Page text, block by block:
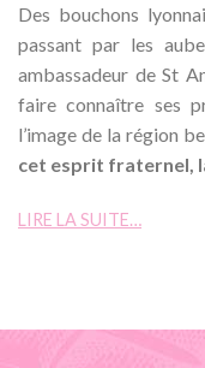
Des bouchons
passant par les
ambassadeur de St
faire connaître ses
l’image de la région
cet esprit fraternel,
LIRE LA SUITE…